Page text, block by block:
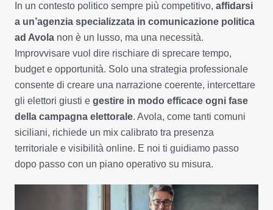
In un contesto politico sempre più competitivo, affidarsi
a un’agenzia specializzata in comunicazione politica
ad Avola non è un lusso, ma una necessità.
Improvvisare vuol dire rischiare di sprecare tempo,
budget e opportunità. Solo una strategia professionale
consente di creare una narrazione coerente, intercettare
gli elettori giusti e gestire in modo efficace ogni fase
della campagna elettorale. Avola, come tanti comuni
siciliani, richiede un mix calibrato tra presenza
territoriale e visibilità online. E noi ti guidiamo passo
dopo passo con un piano operativo su misura.